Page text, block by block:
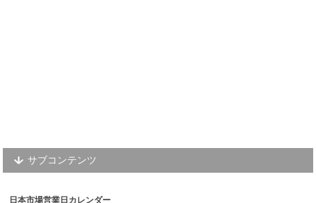
サブコンテンツ
日本市場営業日カレンダー